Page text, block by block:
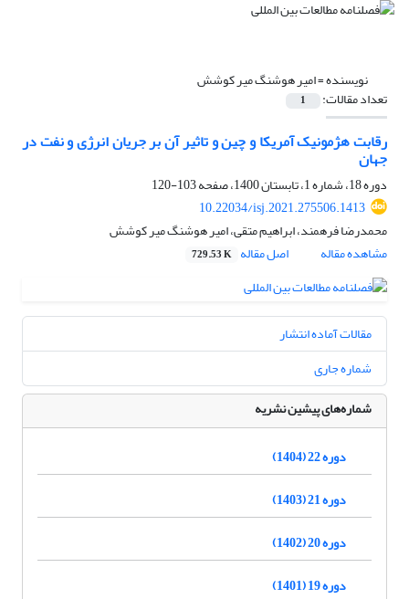
نویسنده =امیر هوشنگ میر کوشش
تعداد مقالات: 1
رقابت هژمونیک آمریکا و چین و تاثیر آن بر جریان انرژی و نفت در
جهان
دوره 18، شماره 1، تابستان 1400، صفحه
103-120
10.22034/isj.2021.275506.1413
محمدرضا فرهمند، ابراهیم متقی، امیر هوشنگ میر کوشش
مشاهده مقاله
اصل مقاله 729.53 K
مقالات آماده انتشار
شماره جاری
شماره‌های پیشین نشریه
دوره 22 (1404)
دوره 21 (1403)
دوره 20 (1402)
دوره 19 (1401)